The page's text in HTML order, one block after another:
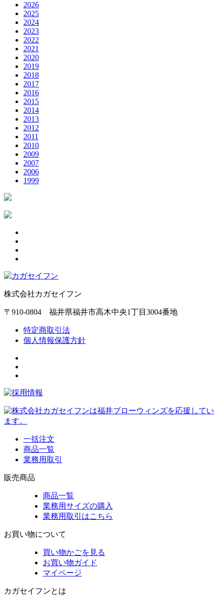
2026
2025
2024
2023
2022
2021
2020
2019
2018
2017
2016
2015
2014
2013
2012
2011
2010
2009
2007
2006
1999
株式会社カガセイフン
〒910-0804 福井県福井市高木中央1丁目3004番地
特定商取引法
個人情報保護方針
一括注文
商品一覧
業務用取引
販売商品
商品一覧
業務用サイズの購入
業務用取引はこちら
お買い物について
買い物かごを見る
お買い物ガイド
マイページ
カガセイフンとは